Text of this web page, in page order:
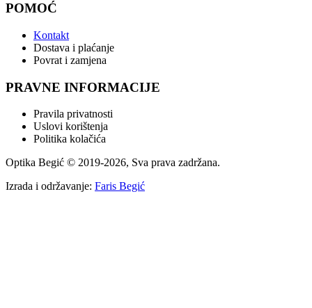
POMOĆ
Kontakt
Dostava i plaćanje
Povrat i zamjena
PRAVNE INFORMACIJE
Pravila privatnosti
Uslovi korištenja
Politika kolačića
Optika Begić © 2019-2026, Sva prava zadržana.
Izrada i održavanje: Faris Begić